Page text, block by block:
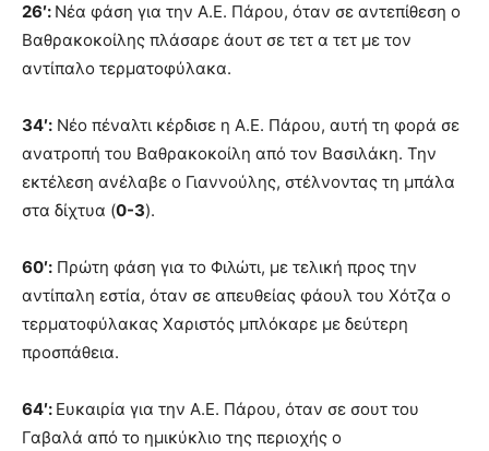
26′: Νέα φάση για την Α.Ε. Πάρου, όταν σε αντεπίθεση ο
Βαθρακοκοίλης πλάσαρε άουτ σε τετ α τετ με τον
αντίπαλο τερματοφύλακα.
34′: Νέο πέναλτι κέρδισε η Α.Ε. Πάρου, αυτή τη φορά σε
ανατροπή του Βαθρακοκοίλη από τον Βασιλάκη. Την
εκτέλεση ανέλαβε ο Γιαννούλης, στέλνοντας τη μπάλα
στα δίχτυα (0-3).
60′: Πρώτη φάση για το Φιλώτι, με τελική προς την
αντίπαλη εστία, όταν σε απευθείας φάουλ του Χότζα ο
τερματοφύλακας Χαριστός μπλόκαρε με δεύτερη
προσπάθεια.
64′: Ευκαιρία για την Α.Ε. Πάρου, όταν σε σουτ του
Γαβαλά από το ημικύκλιο της περιοχής ο